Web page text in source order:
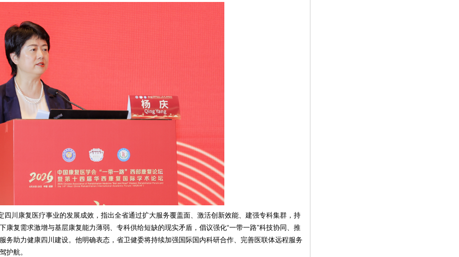
川康复医疗事业的发展成效，指出全省通过扩大服务覆盖面、激活创新效能、建强专科集群，持
康复需求激增与基层康复能力薄弱、专科供给短缺的现实矛盾，倡议强化“一带一路”科技协同、推
务助力健康四川建设。他明确表态，省卫健委将持续加强国际国内科研合作、完善医联体远程服务
护航。